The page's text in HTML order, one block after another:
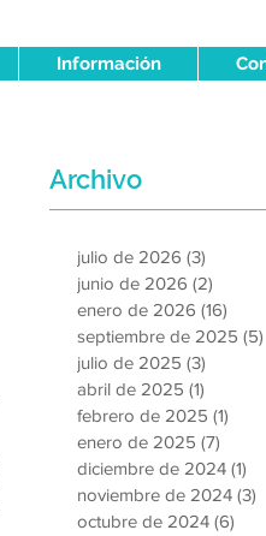
Información
Archivo
julio de 2026 (3)
junio de 2026 (2)
enero de 2026 (16)
septiembre de 2025 (5)
julio de 2025 (3)
abril de 2025 (1)
febrero de 2025 (1)
enero de 2025 (7)
diciembre de 2024 (1)
noviembre de 2024 (3)
octubre de 2024 (6)